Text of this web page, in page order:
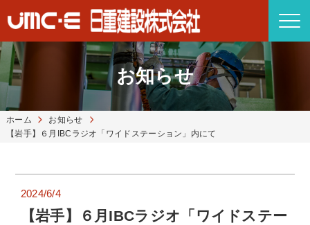
お知らせ
ホーム
お知らせ
【岩手】６月IBCラジオ「ワイドステーション」内にて
2024/6/4
【岩手】６月IBCラジオ「ワイドステー